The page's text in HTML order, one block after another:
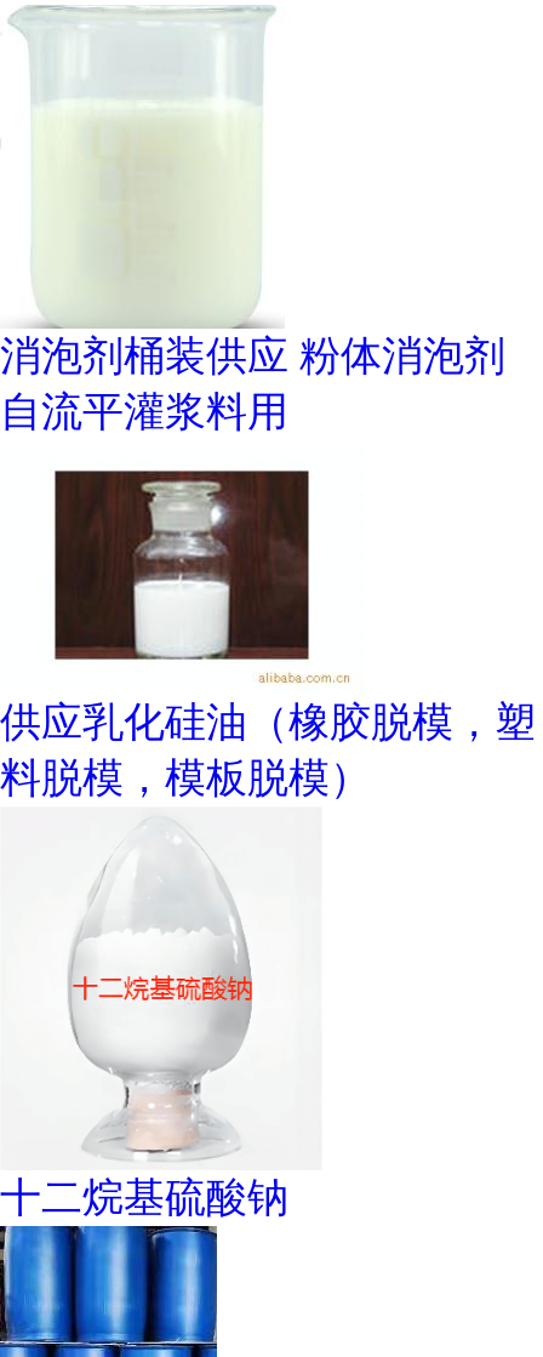
消泡剂桶装供应 粉体消泡剂
自流平灌浆料用
供应乳化硅油（橡胶脱模，塑
料脱模，模板脱模）
十二烷基硫酸钠